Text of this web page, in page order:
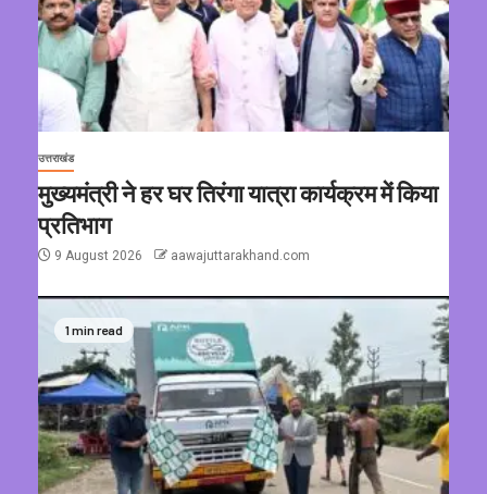
उत्तराखंड
मुख्यमंत्री ने हर घर तिरंगा यात्रा कार्यक्रम में किया
प्रतिभाग
9 August 2026 aawajuttarakhand.com
1 min read